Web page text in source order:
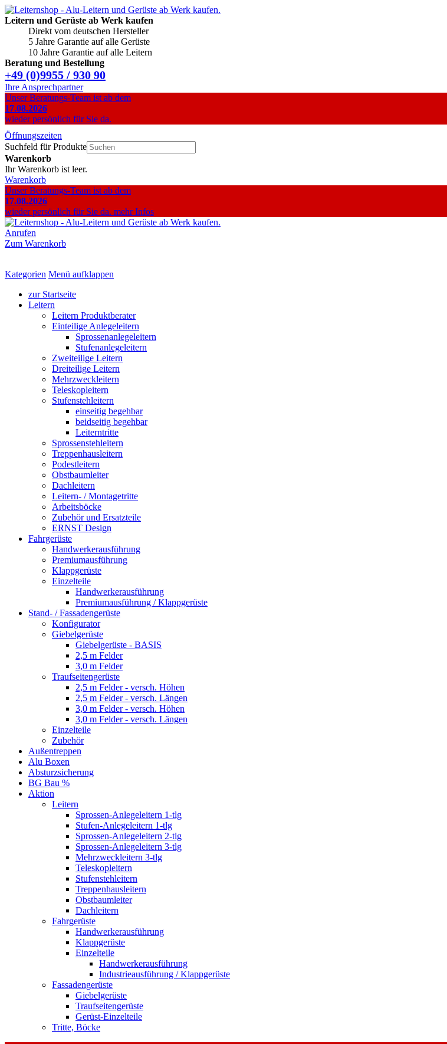
Leitern und Gerüste ab Werk kaufen
Direkt vom deutschen Hersteller
5 Jahre Garantie auf alle Gerüste
10 Jahre Garantie auf alle Leitern
Beratung und Bestellung
+49 (0)9955 / 930 90
Ihre Ansprechpartner
Unser Beratungs-Team ist ab dem
17.08.2026
wieder persönlich für Sie da.
Öffnungszeiten
Suchfeld für Produkte
Warenkorb
Ihr Warenkorb ist leer.
Warenkorb
Unser Beratungs-Team ist ab dem
17.08.2026
wieder persönlich für Sie da. mehr Infos
Anrufen
Zum Warenkorb
Kategorien Menü aufklappen
zur Startseite
Leitern
Leitern Produktberater
Einteilige Anlegeleitern
Sprossenanlegeleitern
Stufenanlegeleitern
Zweiteilige Leitern
Dreiteilige Leitern
Mehrzweckleitern
Teleskopleitern
Stufenstehleitern
einseitig begehbar
beidseitig begehbar
Leiterntritte
Sprossenstehleitern
Treppenhausleitern
Podestleitern
Obstbaumleiter
Dachleitern
Leitern- / Montagetritte
Arbeitsböcke
Zubehör und Ersatzteile
ERNST Design
Fahrgerüste
Handwerkerausführung
Premiumausführung
Klappgerüste
Einzelteile
Handwerkerausführung
Premiumausführung / Klappgerüste
Stand- / Fassadengerüste
Konfigurator
Giebelgerüste
Giebelgerüste - BASIS
2,5 m Felder
3,0 m Felder
Traufseitengerüste
2,5 m Felder - versch. Höhen
2,5 m Felder - versch. Längen
3,0 m Felder - versch. Höhen
3,0 m Felder - versch. Längen
Einzelteile
Zubehör
Außentreppen
Alu Boxen
Absturzsicherung
BG Bau %
Aktion
Leitern
Sprossen-Anlegeleitern 1-tlg
Stufen-Anlegeleitern 1-tlg
Sprossen-Anlegeleitern 2-tlg
Sprossen-Anlegeleitern 3-tlg
Mehrzweckleitern 3-tlg
Teleskopleitern
Stufenstehleitern
Treppenhausleitern
Obstbaumleiter
Dachleitern
Fahrgerüste
Handwerkerausführung
Klappgerüste
Einzelteile
Handwerkerausführung
Industrieausführung / Klappgerüste
Fassadengerüste
Giebelgerüste
Traufseitengerüste
Gerüst-Einzelteile
Tritte, Böcke